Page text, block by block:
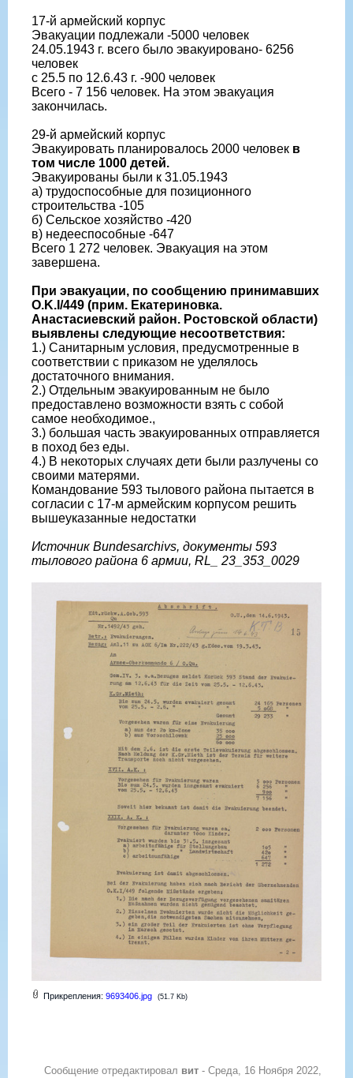
17-й армейский корпус
Эвакуации подлежали -5000 человек
24.05.1943 г. всего было эвакуировано- 6256
человек
с 25.5 по 12.6.43 г. -900 человек
Всего - 7 156 человек. На этом эвакуация
закончилась.
29-й армейский корпус
Эвакуировать планировалось 2000 человек в
том числе 1000 детей.
Эвакуированы были к 31.05.1943
а) трудоспособные для позиционного
строительства -105
б) Сельское хозяйство -420
в) недееспособные -647
Всего 1 272 человек. Эвакуация на этом
завершена.
При эвакуации, по сообщению принимавших
O.K.I/449 (прим. Екатериновка.
Анастасиевский район. Ростовской области)
выявлены следующие несоответствия:
1.) Санитарным условия, предусмотренные в
соответствии с приказом не уделялось
достаточного внимания.
2.) Отдельным эвакуированным не было
предоставлено возможности взять с собой
самое необходимое.,
3.) большая часть эвакуированных отправляется
в поход без еды.
4.) В некоторых случаях дети были разлучены со
своими матерями.
Командование 593 тылового района пытается в
согласии с 17-м армейским корпусом решить
вышеуказанные недостатки
Источник Bundesarchivs, документы 593
тылового района 6 армии, RL_ 23_353_0029
Прикрепления: 9693406.jpg (51.7 Kb)
Сообщение отредактировал вит - Среда, 16 Ноября 2022,